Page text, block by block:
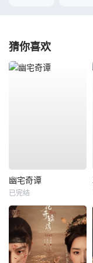
猜你喜欢
幽宅奇谭
已完结